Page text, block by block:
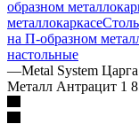
образном
металлокаркасе
на П-образном
настольные
—Metal System
Металл Антрацит 1